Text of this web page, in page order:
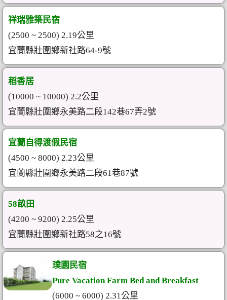
祥瑞雅築民宿
(2500 ~ 2500) 2.19公里
宜蘭縣壯圍鄉新社路64-9號
稻香居
(10000 ~ 10000) 2.2公里
宜蘭縣壯圍鄉永美路二段142巷67弄2號
宜蘭自得渡假民宿
(4500 ~ 8000) 2.23公里
宜蘭縣壯圍鄉永美路二段61巷87號
58畝田
(4200 ~ 9200) 2.25公里
宜蘭縣壯圍鄉新社路58之16號
璞園民宿
Pure Vacation Farm Bed and Breakfast
(6000 ~ 6000) 2.31公里